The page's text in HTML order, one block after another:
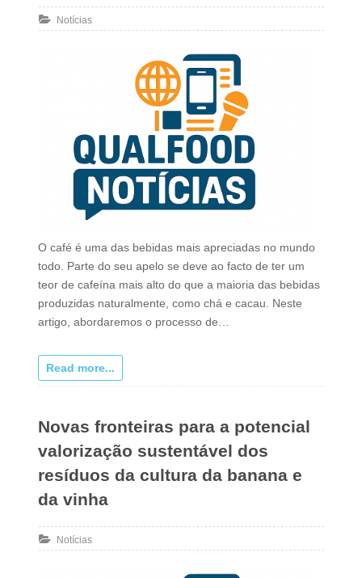
Notícias
O café é uma das bebidas mais apreciadas no mundo
todo. Parte do seu apelo se deve ao facto de ter um
teor de cafeína mais alto do que a maioria das bebidas
produzidas naturalmente, como chá e cacau. Neste
artigo, abordaremos o processo de…
Read more...
Novas fronteiras para a potencial
valorização sustentável dos
resíduos da cultura da banana e
da vinha
Notícias